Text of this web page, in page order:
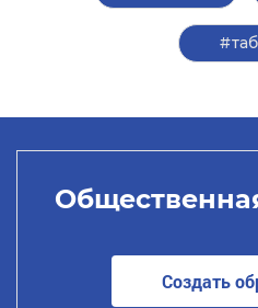
Создать